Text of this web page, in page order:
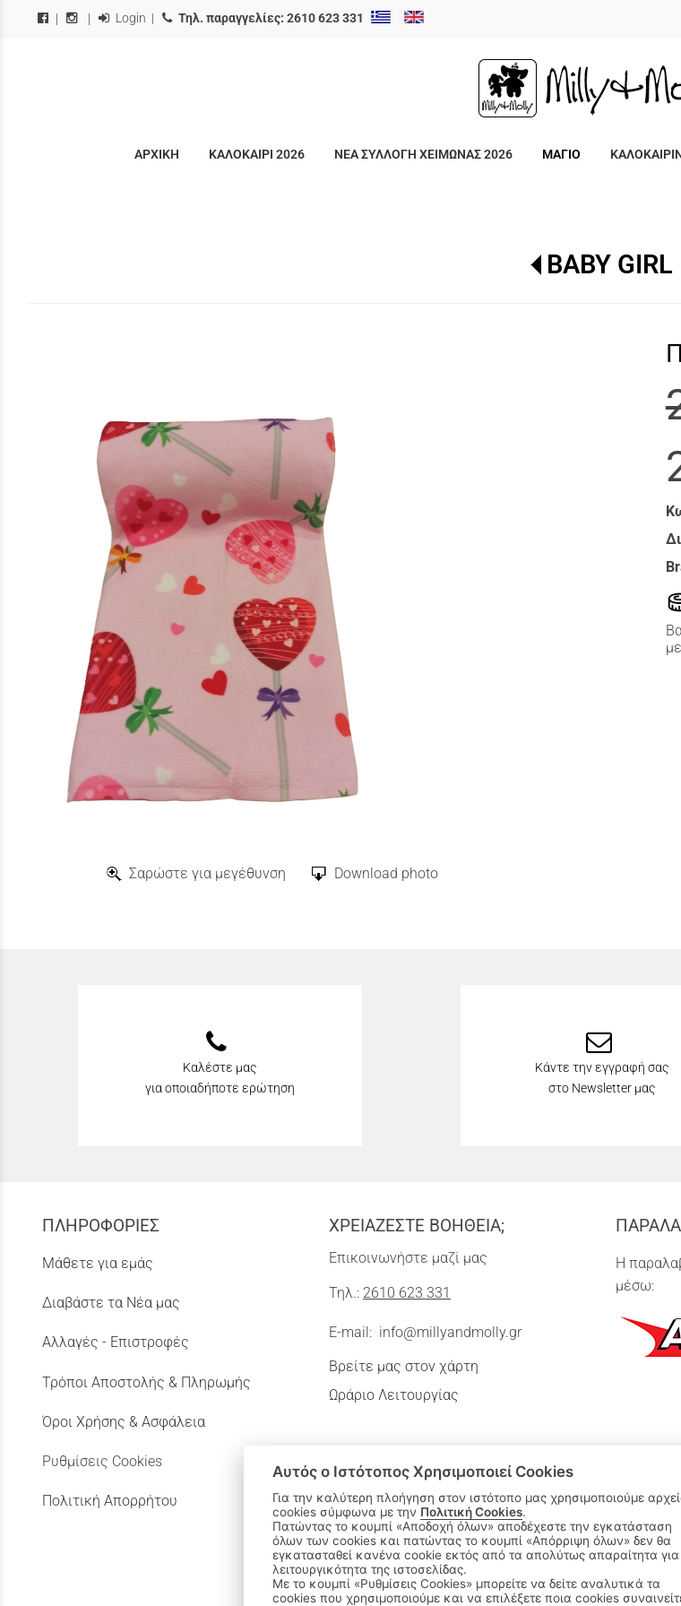
Login | Τηλ. παραγγελίες: 2610 623 331
ΑΡΧΙΚΗ ΚΑΛΟΚΑΙΡΙ 2026 ΝΕΑ ΣΥΛΛΟΓΗ ΧΕΙΜΩΝΑΣ 2026 ΜΑΓΙΟ
BABY GIRL
Σαρώστε για μεγέθυνση Download photo
Καλέστε μας
για οποιαδήποτε ερώτηση
Κάντε την εγγραφή σας
στο Newsletter μας
ΠΛΗΡΟΦΟΡΙΕΣ
Μάθετε για εμάς
Διαβάστε τα Νέα μας
Αλλαγές - Επιστροφές
Τρόποι Αποστολής & Πληρωμής
Όροι Χρήσης & Ασφάλεια
Ρυθμίσεις Cookies
Πολιτική Απορρήτου
ΧΡΕΙΑΖΕΣΤΕ ΒΟΗΘΕΙΑ;
Επικοινωνήστε μαζί μας
Τηλ.: 2610 623 331
E-mail: info@millyandmolly.gr
Βρείτε μας στον χάρτη
Ωράριο Λειτουργίας
Η
μέσω:
ΑΚΟΛΟΥΘΗΣΤΕ ΜΑΣ: |
Αυτός ο Ιστότοπος Χρησιμοποιεί Cookies
Για την καλύτερη πλοήγηση στον ιστότοπο μας χρησιμοποιούμε
cookies σύμφωνα με την Πολιτική Cookies.
Πατώντας το κουμπί «Αποδοχή όλων» αποδέχεστε την εγκατάσταση
όλων των cookies και πατώντας το κουμπί «Απόρριψη όλων» δεν θα
εγκατασταθεί κανένα cookie εκτός από τα απολύτως απαραίτητα για
λειτουργικότητα της ιστοσελίδας.
Με το κουμπί «Ρυθμίσεις Cookies» μπορείτε να δείτε αναλυτικά τα
cookies που χρησιμοποιούμε και να επιλέξετε ποια cookies